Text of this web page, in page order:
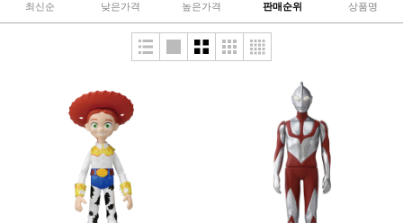
최신순 낮은가격 높은가격 판매순위 상품명